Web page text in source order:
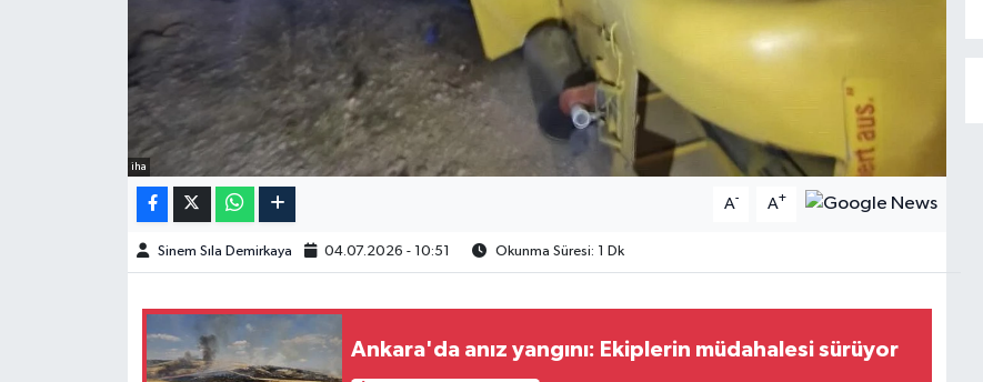
iha
A- A+
Sinem Sıla Demirkaya 04.07.2026 - 10:51 Okunma Süresi: 1 Dk
Ankara'da anız yangını: Ekiplerin müdahalesi sürüyor
Hava Durumu
Kim kimdir?
Kültür Sanat